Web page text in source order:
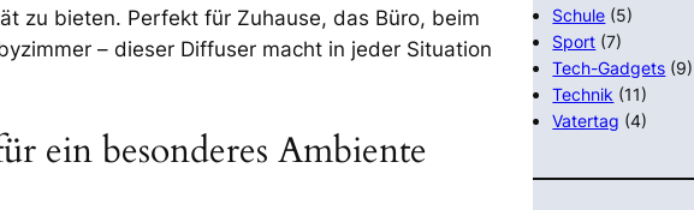
zu bieten. Perfekt für Zuhause, das Büro, beim
– dieser Diffuser macht in jeder Situation
ein besonderes Ambiente
Schule (5)
Sport (7)
Tech-Gadgets (9)
Technik (11)
Vatertag (4)